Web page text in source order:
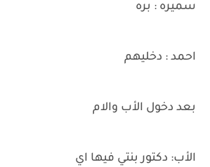
سميره : بره
احمد : دخليهم
بعد دخول الأب والام
الأب: دكتور بنتي فيها اي